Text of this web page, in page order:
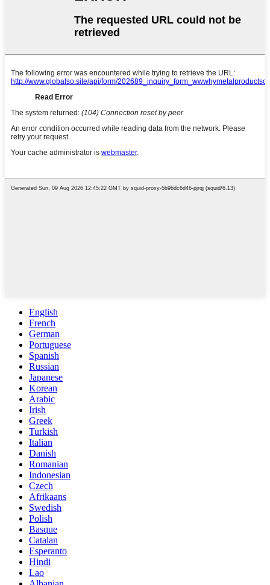
English
French
German
Portuguese
Spanish
Russian
Japanese
Korean
Arabic
Irish
Greek
Turkish
Italian
Danish
Romanian
Indonesian
Czech
Afrikaans
Swedish
Polish
Basque
Catalan
Esperanto
Hindi
Lao